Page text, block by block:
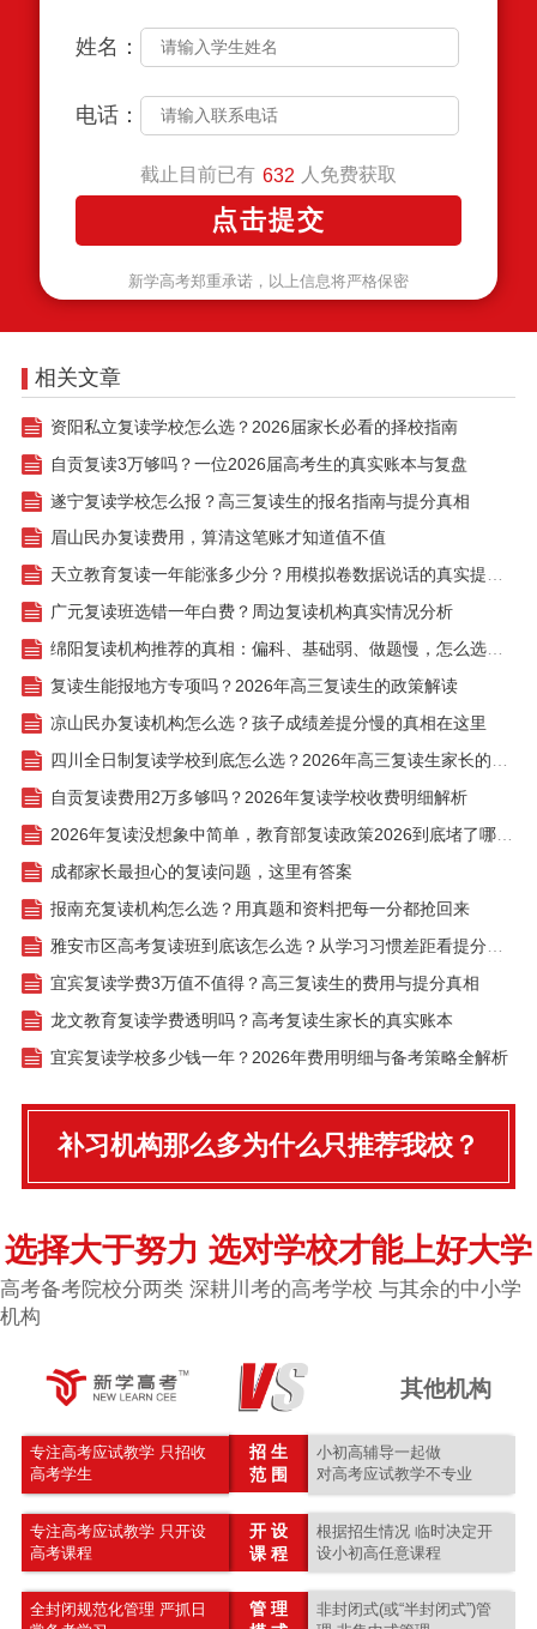
姓名：
电话：
截止目前已有 632 人免费获取
新学高考郑重承诺，以上信息将严格保密
相关文章
资阳私立复读学校怎么选？2026届家长必看的择校指南
自贡复读3万够吗？一位2026届高考生的真实账本与复盘
遂宁复读学校怎么报？高三复读生的报名指南与提分真相
眉山民办复读费用，算清这笔账才知道值不值
天立教育复读一年能涨多少分？用模拟卷数据说话的真实提分账
广元复读班选错一年白费？周边复读机构真实情况分析
绵阳复读机构推荐的真相：偏科、基础弱、做题慢，怎么选才不白花一年？
复读生能报地方专项吗？2026年高三复读生的政策解读
凉山民办复读机构怎么选？孩子成绩差提分慢的真相在这里
自贡复读费用2万多够吗？2026年复读学校收费明细解析
2026年复读没想象中简单，教育部复读政策2026到底堵了哪条路
成都家长最担心的复读问题，这里有答案
报南充复读机构怎么选？用真题和资料把每一分都抢回来
雅安市区高考复读班到底该怎么选？从学习习惯差距看提分逻辑
宜宾复读学费3万值不值得？高三复读生的费用与提分真相
龙文教育复读学费透明吗？高考复读生家长的真实账本
宜宾复读学校多少钱一年？2026年费用明细与备考策略全解析
补习机构那么多为什么只推荐我校？
选择大于努力 选对学校才能上好大学
高考备考院校分两类 深耕川考的高考学校 与其余的中小学
机构
其他机构
专注高考应试教学 只招收
高考学生
招 生
范 围
小初高辅导一起做
对高考应试教学不专业
专注高考应试教学 只开设
高考课程
开 设
课 程
根据招生情况 临时决定开
设小初高任意课程
全封闭规范化管理 严抓日
管 理
非封闭式(或“半封闭式”)管